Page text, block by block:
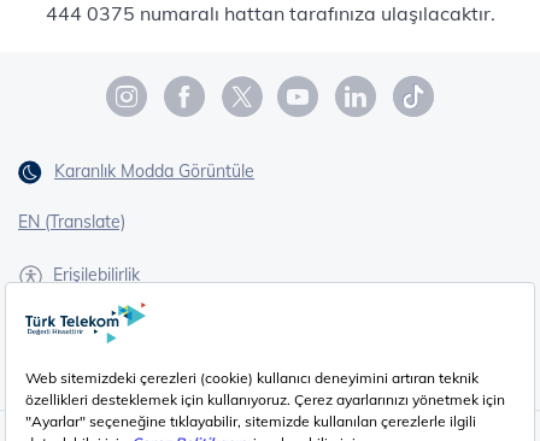
444 0375 numaralı hattan tarafınıza ulaşılacaktır.
Karanlık Modda Görüntüle
EN (Translate)
Erişilebilirlik
İşaret Dili Çevirisi